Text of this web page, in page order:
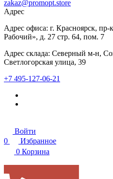
zakaz@promopt.store
Адрес
Адрес офиса: г. Красноярск,
Рабочий», д. 27 стр. 64, пом. 7
Адрес склада: Северный м-н,
Светлогорская улица, 39
+7 495-127-06-21
Войти
0
Избранное
0 Корзина